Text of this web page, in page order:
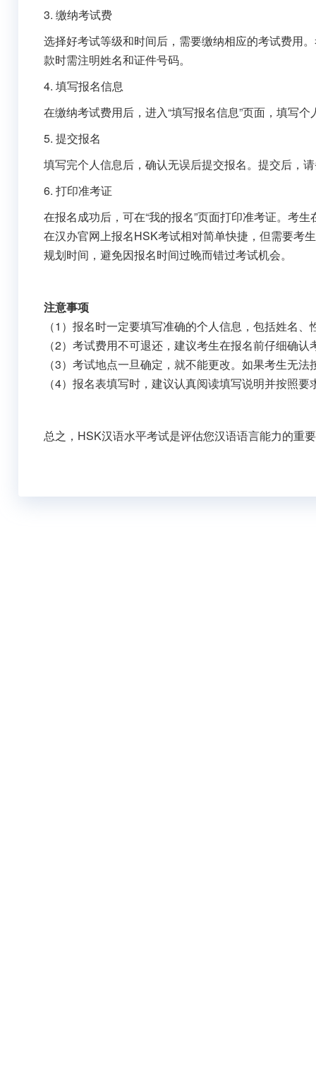
3. 缴纳考试费
选择好考试等级和时间后，需要缴纳相应的考试费用
款时需注明姓名和证件号码。
4. 填写报名信息
在缴纳考试费用后，进入“填写报名信息”页面，填写
5. 提交报名
填写完个人信息后，确认无误后提交报名。提交后，
6. 打印准考证
在报名成功后，可在“我的报名”页面打印准考证。考
在汉办官网上报名HSK考试相对简单快捷，但需要考
规划时间，避免因报名时间过晚而错过考试机会。
注意事项
（1）报名时一定要填写准确的个人信息，包括姓名
（2）考试费用不可退还，建议考生在报名前仔细确
（3）考试地点一旦确定，就不能更改。如果考生无
（4）报名表填写时，建议认真阅读填写说明并按照
总之，HSK汉语水平考试是评估您汉语语言能力的重